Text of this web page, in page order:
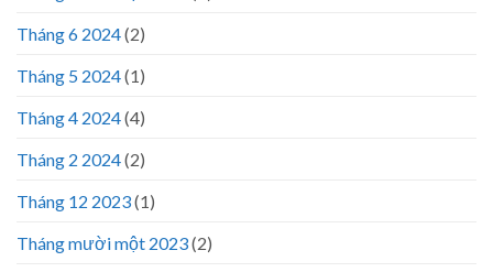
Tháng 6 2024(2)
Tháng 5 2024(1)
Tháng 4 2024(4)
Tháng 2 2024(2)
Tháng 12 2023(1)
Tháng mười một 2023(2)